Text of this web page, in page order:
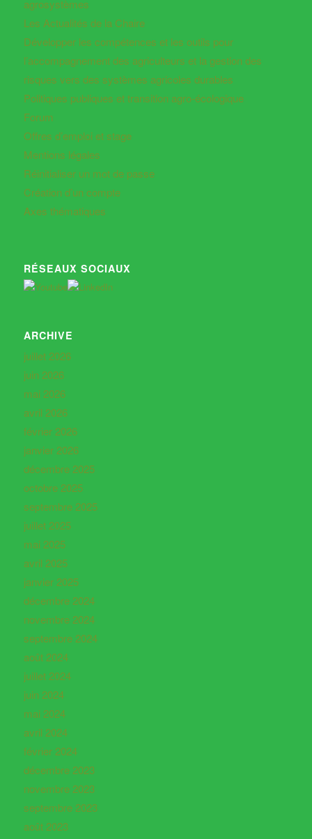
agrosystèmes
Les Actualités de la Chaire
Développer les compétences et les outils pour
l’accompagnement des agriculteurs et la gestion des
risques vers des systèmes agricoles durables
Politiques publiques et transition agro-écologique
Forum
Offres d’emploi et stage
Mentions légales
Réinitialiser un mot de passe
Création d’un compte
Axes thématiques
RÉSEAUX SOCIAUX
ARCHIVE
juillet 2026
juin 2026
mai 2026
avril 2026
février 2026
janvier 2026
décembre 2025
octobre 2025
septembre 2025
juillet 2025
mai 2025
avril 2025
janvier 2025
décembre 2024
novembre 2024
septembre 2024
août 2024
juillet 2024
juin 2024
mai 2024
avril 2024
février 2024
décembre 2023
novembre 2023
septembre 2023
août 2023